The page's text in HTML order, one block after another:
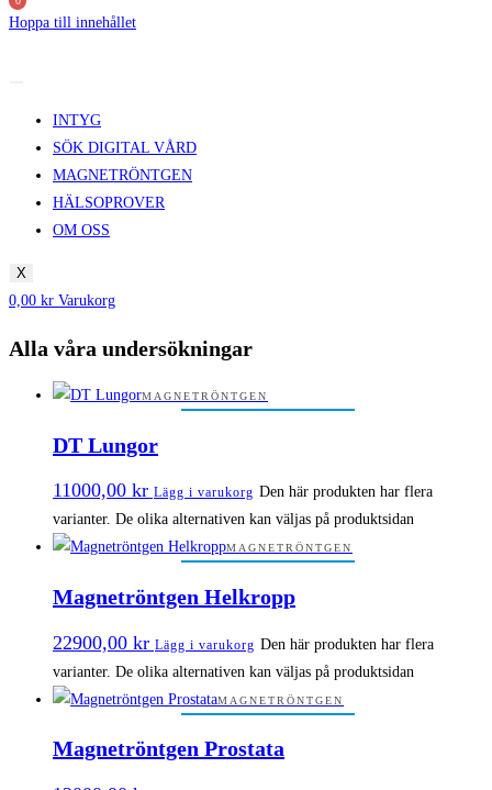
Hoppa till innehållet
INTYG
SÖK DIGITAL VÅRD
MAGNETRÖNTGEN
HÄLSOPROVER
OM OSS
X
0,00 kr Varukorg
Alla våra undersökningar
MAGNETRÖNTGEN
DT Lungor
11000,00 kr Lägg i varukorg Den här produkten har flera
varianter. De olika alternativen kan väljas på produktsidan
MAGNETRÖNTGEN
Magnetröntgen Helkropp
22900,00 kr Lägg i varukorg Den här produkten har flera
varianter. De olika alternativen kan väljas på produktsidan
MAGNETRÖNTGEN
Magnetröntgen Prostata